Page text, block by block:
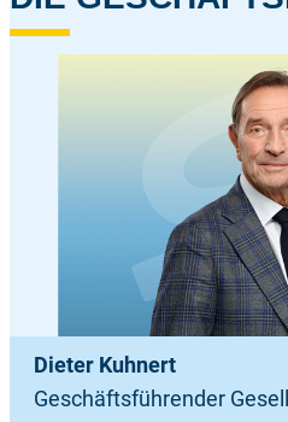
Dieter Kuhnert
Geschäftsführender